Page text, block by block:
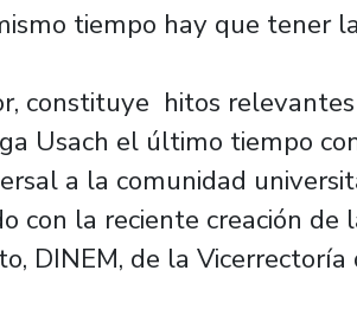
tiempo hay que tener
constituye hitos
Usach el último tiempo
a la comunidad
con la reciente creación de
DINEM, de la